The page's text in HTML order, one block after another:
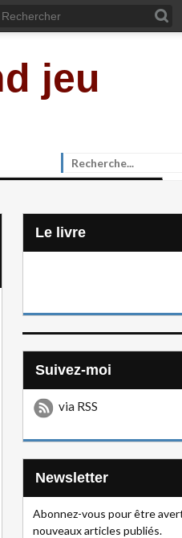
jeu
Le livre
Suivez-moi
via RSS
Newsletter
Abonnez-vous pour être
nouveaux articles publiés.